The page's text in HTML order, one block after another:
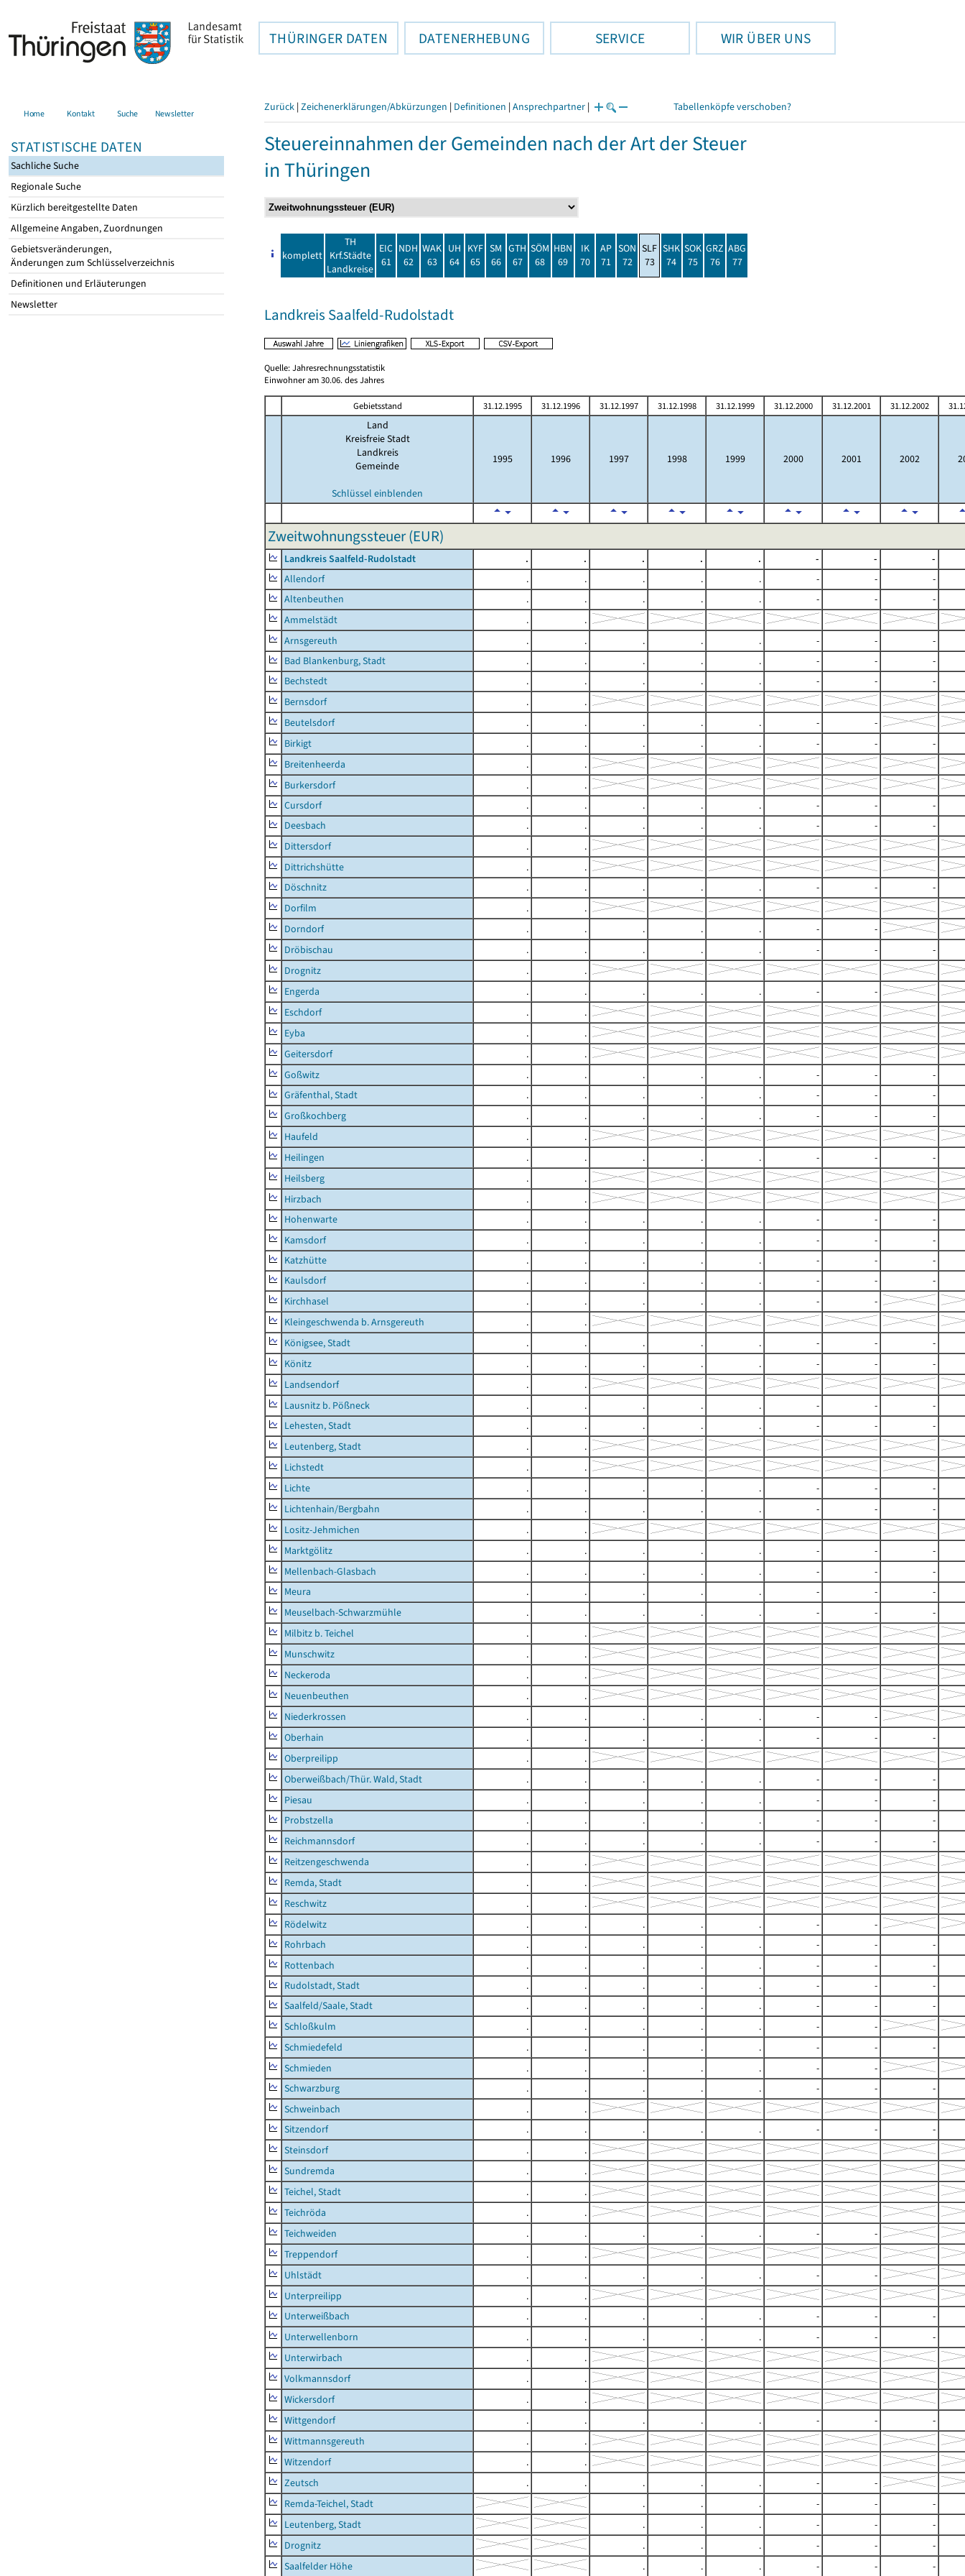
THÜRINGER DATEN DATENERHEBUNG SERVICE WIR ÜBER UNS
Home Kontakt Suche Newsletter
STATISTISCHE DATEN
Sachliche Suche
Regionale Suche
Kürzlich bereitgestellte Daten
Allgemeine Angaben, Zuordnungen
Gebietsveränderungen,
Änderungen zum Schlüsselverzeichnis
Definitionen und Erläuterungen
Newsletter
Zurück | Zeichenerklärungen/Abkürzungen | Definitionen | Ansprechpartner | Tabellenköpfe verschoben?
Steuereinnahmen der Gemeinden nach der Art der Steuer
in Thüringen
komplett
TH
Krf.Städte
Landkreise
EIC
61
NDH
62
WAK
63
UH
64
KYF
65
SM
66
GTH
67
SÖM
68
HBN
69
IK
70
AP
71
SON
72
SLF
73
SHK
74
SOK
75
GRZ
76
ABG
77
Landkreis Saalfeld-Rudolstadt
Quelle: Jahresrechnungsstatistik
Einwohner am 30.06. des Jahres
Gebietsstand 31.12.1995 31.12.1996 31.12.1997 31.12.1998 31.12.1999 31.12.2000 31.12.2001 31.12.2002
Land
Kreisfreie Stadt
Landkreis
Gemeinde
Schlüssel einblenden
1995 1996 1997 1998 1999 2000 2001 2002
Zweitwohnungssteuer (EUR)
Landkreis Saalfeld-Rudolstadt . . . . . - -
-
Allendorf
. . . . . - -
-
Altenbeuthen
. . . . . - -
-
Ammelstädt
.
.
Arnsgereuth
. . . . . - -
-
Bad Blankenburg, Stadt
. . . . . - -
-
Bechstedt
. . . . . - -
-
Bernsdorf
.
.
Beutelsdorf
. . . . . -
-
Birkigt
. . . . . - -
-
Breitenheerda
.
.
Burkersdorf
.
.
Cursdorf
. . . . . - -
-
Deesbach
. . . . . - -
-
Dittersdorf
.
.
Dittrichshütte
.
.
Döschnitz
. . . . . - -
-
Dorfilm
.
.
Dorndorf
. . . . . -
-
Dröbischau
. . . . . - -
-
Drognitz
.
.
Engerda
. . . . . -
-
Eschdorf
.
.
Eyba
.
.
Geitersdorf
.
.
Goßwitz
. . . . . - -
-
Gräfenthal, Stadt
. . . . . - -
-
Großkochberg
. . . . . - -
-
Haufeld
.
.
Heilingen
. . . . . - -
-
Heilsberg
.
.
Hirzbach
.
.
Hohenwarte
. . . . . - -
-
Kamsdorf
. . . . . - -
-
Katzhütte
. . . . . - -
-
Kaulsdorf
. . . . . - -
-
Kirchhasel
. . . . . -
-
Kleingeschwenda b. Arnsgereuth
.
.
Königsee, Stadt
. . . . . - -
-
Könitz
. . . . . - -
-
Landsendorf
.
.
Lausnitz b. Pößneck
. . . . . - -
-
Lehesten, Stadt
. . . . . - -
-
Leutenberg, Stadt
.
.
Lichstedt
.
.
Lichte
. . . . . - -
-
Lichtenhain/Bergbahn
. . . . . - -
-
Lositz-Jehmichen
.
.
Marktgölitz
. . . . . - -
-
Mellenbach-Glasbach
. . . . . - -
-
Meura
. . . . . - -
-
Meuselbach-Schwarzmühle
. . . . . - -
-
Milbitz b. Teichel
.
.
Munschwitz
.
.
Neckeroda
.
.
Neuenbeuthen
.
.
Niederkrossen
. . . . . -
-
Oberhain
. . . . . - -
-
Oberpreilipp
.
.
Oberweißbach/Thür. Wald, Stadt
. . . . . - -
-
Piesau
. . . . . - -
-
Probstzella
. . . . . - -
-
Reichmannsdorf
. . . . . - -
-
Reitzengeschwenda
.
.
Remda, Stadt
.
.
Reschwitz
.
.
Rödelwitz
. . . . . -
-
Rohrbach
. . . . . - -
-
Rottenbach
. . . . . - -
-
Rudolstadt, Stadt
. . . . . - -
-
Saalfeld/Saale, Stadt
. . . . . - -
-
Schloßkulm
. . . . . -
-
Schmiedefeld
. . . . . - -
-
Schmieden
. . . . . -
-
Schwarzburg
. . . . . - -
-
Schweinbach
.
.
Sitzendorf
. . . . . - -
-
Steinsdorf
.
.
Sundremda
.
.
Teichel, Stadt
.
.
Teichröda
.
.
Teichweiden
. . . . . -
-
Treppendorf
.
.
Uhlstädt
. . . . . -
-
Unterpreilipp
.
.
Unterweißbach
. . . . . - -
-
Unterwellenborn
. . . . . - -
-
Unterwirbach
.
.
Volkmannsdorf
.
.
Wickersdorf
.
.
Wittgendorf
. . . . . - -
-
Wittmannsgereuth
.
.
Witzendorf
.
.
Zeutsch
. . . . . -
-
Remda-Teichel, Stadt
. . . - -
-
Leutenberg, Stadt
. . . - -
-
Drognitz
. . . - -
-
Saalfelder Höhe
. . . - - -